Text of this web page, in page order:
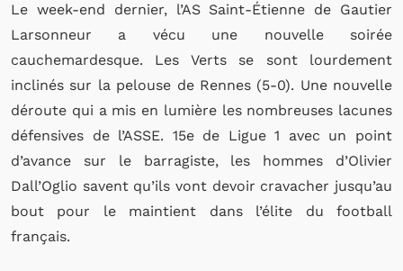
Le week-end dernier, l’AS Saint-Étienne de Gautier
Larsonneur a vécu une nouvelle soirée
cauchemardesque. Les Verts se sont lourdement
inclinés sur la pelouse de Rennes (5-0). Une nouvelle
déroute qui a mis en lumière les nombreuses lacunes
défensives de l’ASSE. 15e de Ligue 1 avec un point
d’avance sur le barragiste, les hommes d’Olivier
Dall’Oglio savent qu’ils vont devoir cravacher jusqu’au
bout pour le maintient dans l’élite du football
français.